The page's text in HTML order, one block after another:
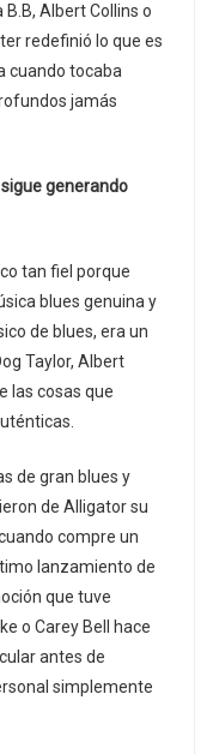
Albert Collins o
redefinió lo que es
cuando tocaba
jamás
generando
tan fiel porque
blues genuina y
de blues, era un
Taylor, Albert
las cosas que
de gran blues y
de Alligator su
compre un
lanzamiento de
que tuve
o Carey Bell hace
antes de
simplemente